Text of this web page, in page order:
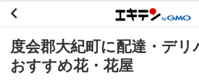
度会郡大紀町に配達・デリ
おすすめ花・花屋